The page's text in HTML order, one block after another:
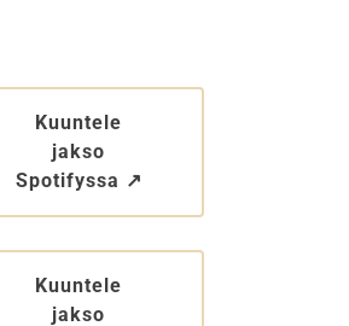
Kuuntele
jakso
Spotifyssa ↗︎
Kuuntele
jakso